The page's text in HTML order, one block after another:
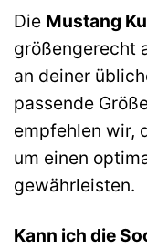
Die Mustang
größengerecht
an deiner
passende
empfehlen wir,
um einen
gewährleisten.
Kann ich die